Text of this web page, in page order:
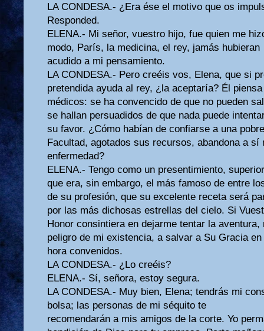
LA CONDESA.- ¿Era ése el motivo que os
Responded.
ELENA.- Mi señor, vuestro hijo, fue quien me
modo, París, la medicina, el rey, jamás hubieran
acudido a mi pensamiento.
LA CONDESA.- Pero creéis vos, Elena, que si
pretendida ayuda al rey, ¿la aceptaría? Él
médicos: se ha convencido de que no pueden
se hallan persuadidos de que nada puede
su favor. ¿Cómo habían de confiarse a una
Facultad, agotados sus recursos, abandona a sí
enfermedad?
ELENA.- Tengo como un presentimiento,
que era, sin embargo, el más famoso de entre
de su profesión, que su excelente receta será
por las más dichosas estrellas del cielo. Si
Honor consintiera en dejarme tentar la
peligro de mi existencia, a salvar a Su Gracia
hora convenidos.
LA CONDESA.- ¿Lo creéis?
ELENA.- Sí, señora, estoy segura.
LA CONDESA.- Muy bien, Elena; tendrás mi
bolsa; las personas de mi séquito te
recomendarán a mis amigos de la corte. Yo